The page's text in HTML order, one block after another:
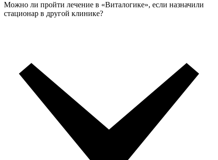
Можно ли пройти лечение в «Виталогике», если назначили
стационар в другой клинике?